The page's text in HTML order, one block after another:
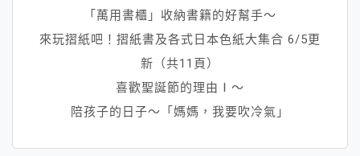
「萬用書櫃」收納書籍的好幫手～
來玩摺紙吧！摺紙書及各式日本色紙大集合 6/5更
新（共11頁）
喜歡聖誕節的理由Ⅰ～
陪孩子的日子～「媽媽，我要吹冷氣」